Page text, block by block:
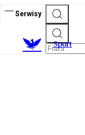
Serwisy
Sport